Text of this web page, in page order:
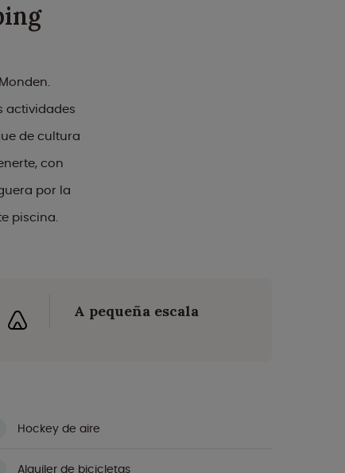
actividades
de cultura
con
por la
piscina.
A pequeña escala
Hockey de aire
Alquiler de bicicletas